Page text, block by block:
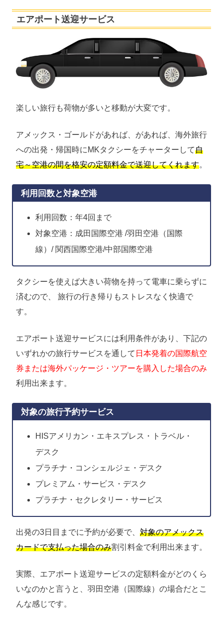
エアポート送迎サービス
楽しい旅行も荷物が多いと移動が大変です。
アメックス・ゴールドがあれば、があれば、海外旅行
への出発・帰国時にMKタクシーをチャーターして自
宅～空港の間を格安の定額料金で送迎してくれます。
利用回数と対象空港
利用回数：年4回まで
対象空港：成田国際空港 /羽田空港（国際
線）/ 関西国際空港/中部国際空港
タクシーを使えば大きい荷物を持って電車に乗らずに
済むので、 旅行の行き帰りもストレスなく快適で
す。
エアポート送迎サービスには利用条件があり、下記の
いずれかの旅行サービスを通して 日本発着の国際航空
券または海外パッケージ・ツアーを購入した場合のみ
利用出来ます。
対象の旅行予約サービス
HISアメリカン・エキスプレス・トラベル・
デスク
プラチナ・コンシェルジェ・デスク
プレミアム・サービス・デスク
プラチナ・セクレタリー・サービス
出発の3日目までに予約が必要で、 対象のアメックス
カードで支払った場合のみ割引料金で利用出来ます。
実際、エアポート送迎サービスの定額料金がどのくら
いなのかと言うと、羽田空港（国際線）の場合だとこ
んな感じです。